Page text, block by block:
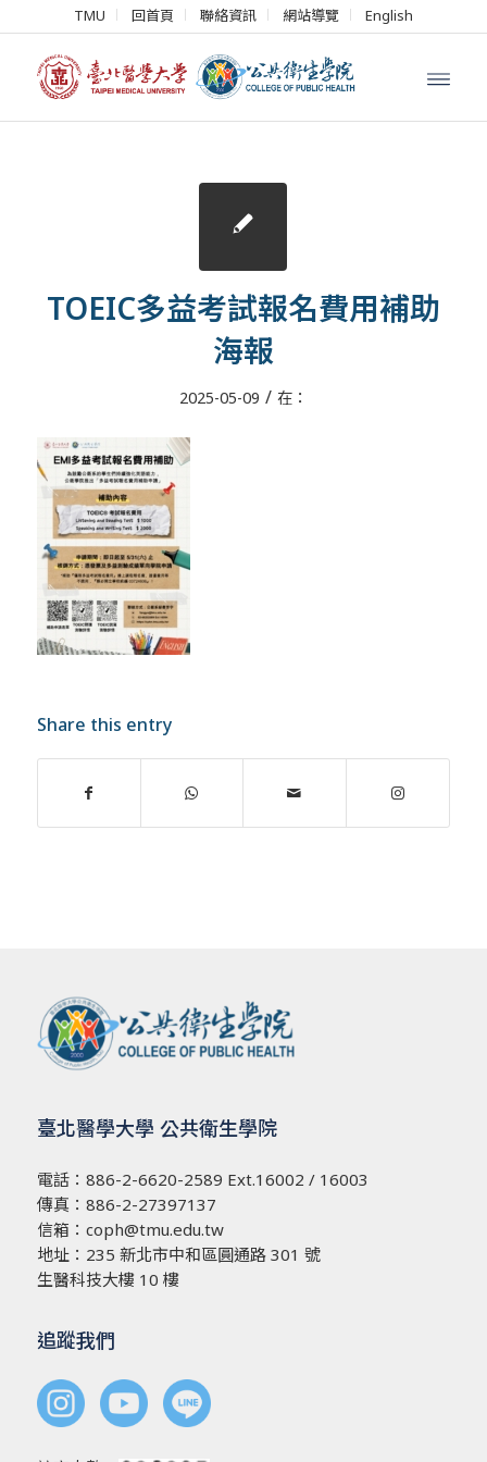
TMU 回首頁 聯絡資訊 網站導覽 English
TOEIC多益考試報名費用補助
海報
2025-05-09 / 在：
Share this entry
臺北醫學大學 公共衛生學院
電話： 886-2-6620-2589 Ext.16002 / 16003
傳真：886-2-27397137
信箱： coph@tmu.edu.tw
地址： 235 新北市中和區圓通路 301 號
生醫科技大樓 10 樓
追蹤我們